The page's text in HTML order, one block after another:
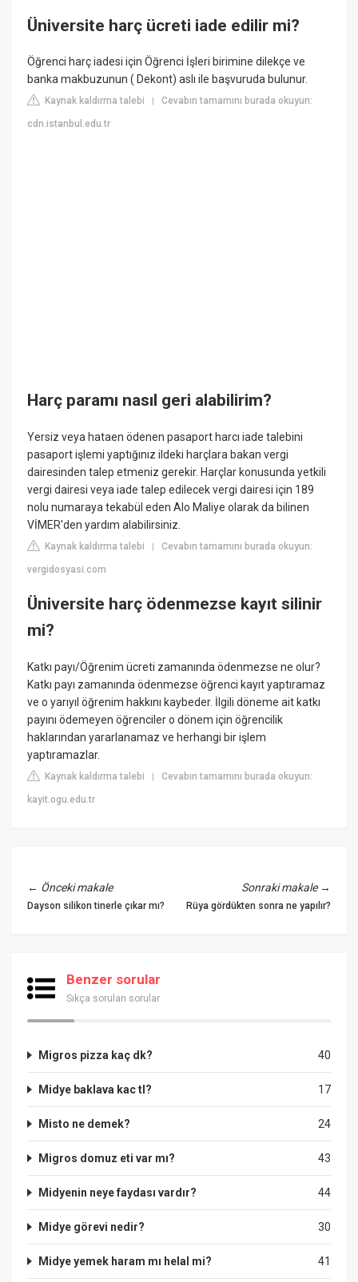
Üniversite harç ücreti iade edilir mi?
Öğrenci harç iadesi için Öğrenci İşleri birimine dilekçe ve
banka makbuzunun ( Dekont) aslı ile başvuruda bulunur.
Kaynak kaldırma talebi |Cevabın tamamını burada okuyun:
cdn.istanbul.edu.tr
Harç paramı nasıl geri alabilirim?
Yersiz veya hataen ödenen pasaport harcı iade talebini
pasaport işlemi yaptığınız ildeki harçlara bakan vergi
dairesinden talep etmeniz gerekir. Harçlar konusunda yetkili
vergi dairesi veya iade talep edilecek vergi dairesi için 189
nolu numaraya tekabül eden Alo Maliye olarak da bilinen
VİMER'den yardım alabilirsiniz.
Kaynak kaldırma talebi |Cevabın tamamını burada okuyun:
vergidosyasi.com
Üniversite harç ödenmezse kayıt silinir
mi?
Katkı payı/Öğrenim ücreti zamanında ödenmezse ne olur?
Katkı payı zamanında ödenmezse öğrenci kayıt yaptıramaz
ve o yarıyıl öğrenim hakkını kaybeder. İlgili döneme ait katkı
payını ödemeyen öğrenciler o dönem için öğrencilik
haklarından yararlanamaz ve herhangi bir işlem
yaptıramazlar.
Kaynak kaldırma talebi |Cevabın tamamını burada okuyun:
kayit.ogu.edu.tr
← Önceki makale
Dayson silikon tinerle çıkar mı?
Sonraki makale→
Rüya gördükten sonra ne yapılır?
Benzer sorular
Sıkça sorulan sorular
40
Migros pizza kaç dk?
17
Midye baklava kac tl?
24
Misto ne demek?
43
Migros domuz eti var mı?
44
Midyenin neye faydası vardır?
30
Midye görevi nedir?
41
Midye yemek haram mı helal mi?